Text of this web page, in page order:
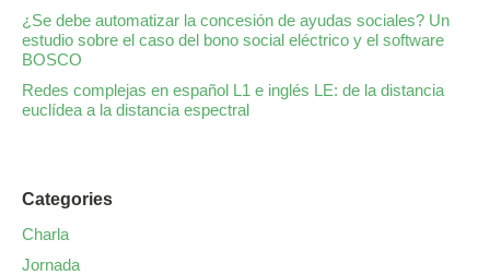
¿Se debe automatizar la concesión de ayudas sociales? Un
estudio sobre el caso del bono social eléctrico y el software
BOSCO
Redes complejas en español L1 e inglés LE: de la distancia
euclídea a la distancia espectral
Categories
Charla
Jornada